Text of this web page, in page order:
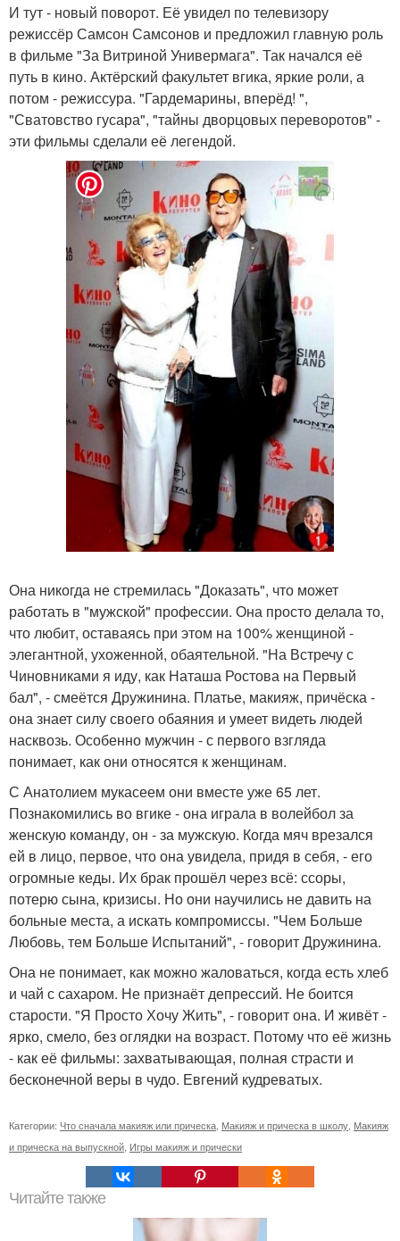
И тут - новый поворот. Её увидел по телевизору
режиссёр Самсон Самсонов и предложил главную роль
в фильме "За Витриной Универмага". Так начался её
путь в кино. Актёрский факультет вгика, яркие роли, а
потом - режиссура. "Гардемарины, вперёд! ",
"Сватовство гусара", "тайны дворцовых переворотов" -
эти фильмы сделали её легендой.
Она никогда не стремилась "Доказать", что может
работать в "мужской" профессии. Она просто делала то,
что любит, оставаясь при этом на 100% женщиной -
элегантной, ухоженной, обаятельной. "На Встречу с
Чиновниками я иду, как Наташа Ростова на Первый
бал", - смеётся Дружинина. Платье, макияж, причёска -
она знает силу своего обаяния и умеет видеть людей
насквозь. Особенно мужчин - с первого взгляда
понимает, как они относятся к женщинам.
С Анатолием мукасеем они вместе уже 65 лет.
Познакомились во вгике - она играла в волейбол за
женскую команду, он - за мужскую. Когда мяч врезался
ей в лицо, первое, что она увидела, придя в себя, - его
огромные кеды. Их брак прошёл через всё: ссоры,
потерю сына, кризисы. Но они научились не давить на
больные места, а искать компромиссы. "Чем Больше
Любовь, тем Больше Испытаний", - говорит Дружинина.
Она не понимает, как можно жаловаться, когда есть хлеб
и чай с сахаром. Не признаёт депрессий. Не боится
старости. "Я Просто Хочу Жить", - говорит она. И живёт -
ярко, смело, без оглядки на возраст. Потому что её жизнь
- как её фильмы: захватывающая, полная страсти и
бесконечной веры в чудо. Евгений кудреватых.
Категории: Что сначала макияж или прическа Макияж и прическа в школу Макияж
и прическа на выпускной Игры макияж и прически
Читайте также